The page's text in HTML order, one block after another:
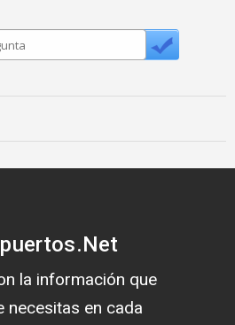
la información que
necesitas en cada